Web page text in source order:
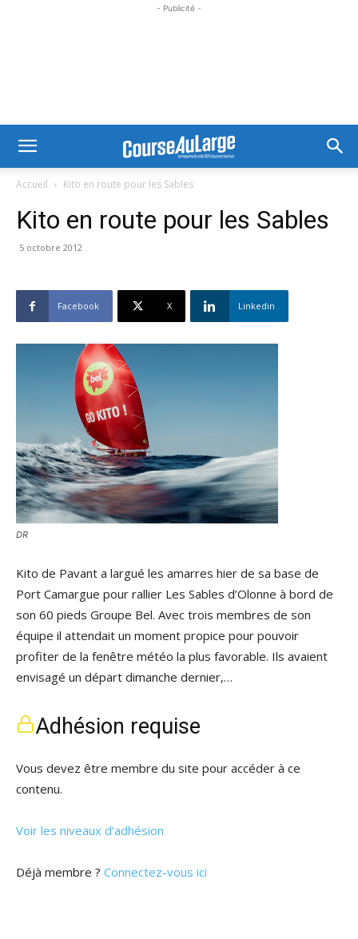
- Publicité -
Accueil Kito en route pour les Sables
Kito en route pour les Sables
5 octobre 2012
Facebook X Linkedin
DR
Kito de Pavant a largué les amarres hier de sa base de
Port Camargue pour rallier Les Sables d’Olonne à bord de
son 60 pieds Groupe Bel. Avec trois membres de son
équipe il attendait un moment propice pour pouvoir
profiter de la fenêtre météo la plus favorable. Ils avaient
envisagé un départ dimanche dernier,…
Adhésion requise
Vous devez être membre du site pour accéder à ce
contenu.
Voir les niveaux d’adhésion
Déjà membre ? Connectez-vous ici